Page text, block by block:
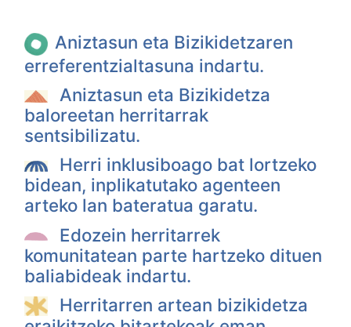
Aniztasun eta Bizikidetzaren
erreferentzialtasuna indartu.
Aniztasun eta Bizikidetza
baloreetan herritarrak
sentsibilizatu.
Herri inklusiboago bat lortzeko
bidean, inplikatutako agenteen
arteko lan bateratua garatu.
Edozein herritarrek
komunitatean parte hartzeko dituen
baliabideak indartu.
Herritarren artean bizikidetza